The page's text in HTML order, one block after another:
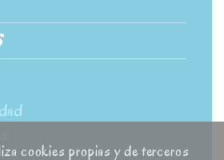
cookies propias y de terceros